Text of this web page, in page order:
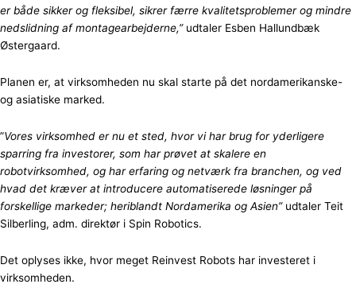
er både sikker og fleksibel, sikrer færre kvalitetsproblemer og mindre
nedslidning af montagearbejderne,”udtaler Esben Hallundbæk
Østergaard.
Planen er, at virksomheden nu skal starte på det nordamerikanske-
og asiatiske marked.
”Vores virksomhed er nu et sted, hvor vi har brug for yderligere
sparring fra investorer, som har prøvet at skalere en
robotvirksomhed, og har erfaring og netværk fra branchen, og ved
hvad det kræver at introducere automatiserede løsninger på
forskellige markeder; heriblandt Nordamerika og Asien”udtaler Teit
Silberling, adm. direktør i Spin Robotics.
Det oplyses ikke, hvor meget Reinvest Robots har investeret i
virksomheden.